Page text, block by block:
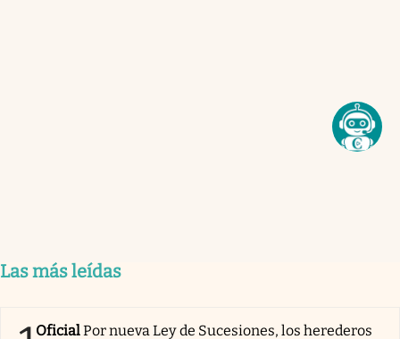
Las más leídas
OficialPor nueva Ley de Sucesiones, los herederos